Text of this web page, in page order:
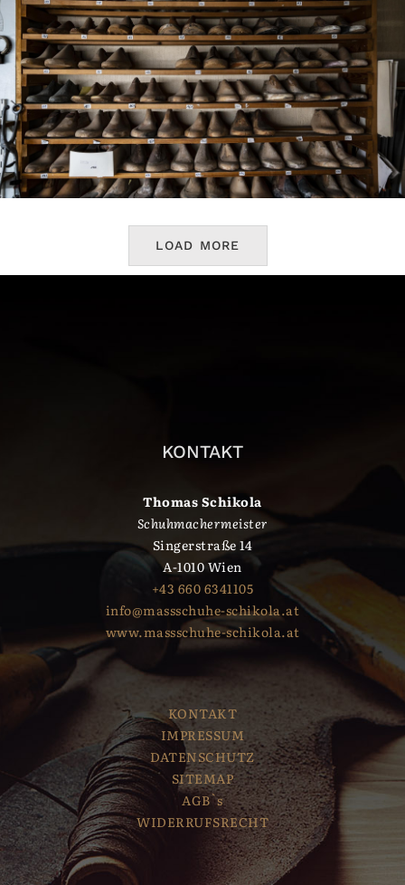
LOAD MORE
KONTAKT
Thomas Schikola
Schuhmachermeister
Singerstraße 14
A-1010 Wien
+43 660 6341105
info@massschuhe-schikola.at
www.massschuhe-schikola.at
KONTAKT
IMPRESSUM
DATENSCHUTZ
SITEMAP
AGB`s
WIDERRUFSRECHT